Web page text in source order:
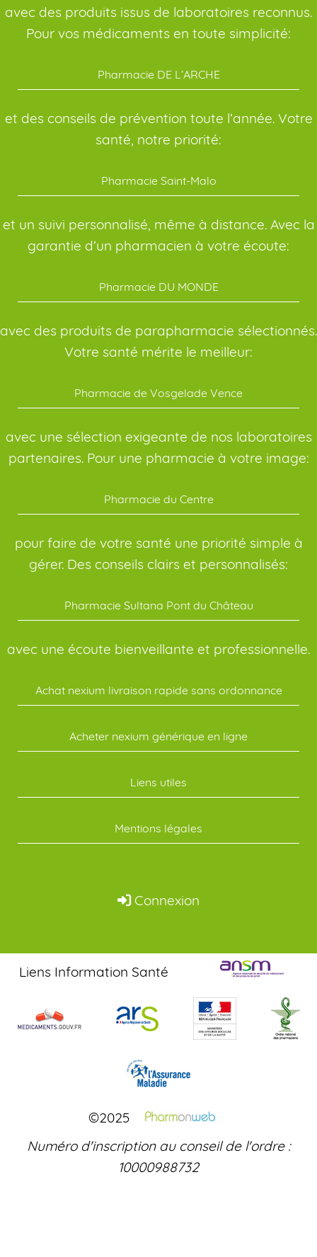
avec des produits issus de laboratoires reconnus.
Pour vos médicaments en toute simplicité:
Pharmacie DE L’ARCHE
et des conseils de prévention toute l’année. Votre
santé, notre priorité:
Pharmacie Saint-Malo
et un suivi personnalisé, même à distance. Avec la
garantie d’un pharmacien à votre écoute:
Pharmacie DU MONDE
avec des produits de parapharmacie sélectionnés.
Votre santé mérite le meilleur:
Pharmacie de Vosgelade Vence
avec une sélection exigeante de nos laboratoires
partenaires. Pour une pharmacie à votre image:
Pharmacie du Centre
pour faire de votre santé une priorité simple à
gérer. Des conseils clairs et personnalisés:
Pharmacie Sultana Pont du Château
avec une écoute bienveillante et professionnelle.
Achat nexium livraison rapide sans ordonnance
Acheter nexium générique en ligne
Liens utiles
Mentions légales
Connexion
Liens Information Santé
©2025
Numéro d'inscription au conseil de l'ordre :
10000988732